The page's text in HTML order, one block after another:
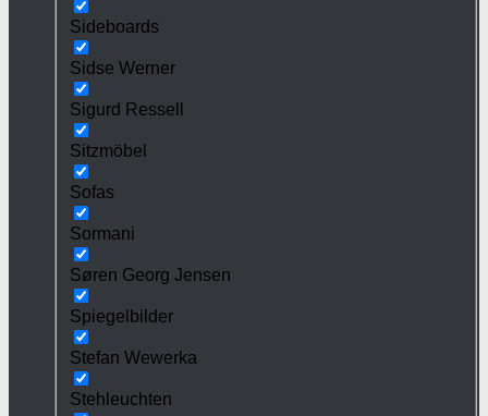
Sideboards
Sidse Werner
Sigurd Ressell
Sitzmöbel
Sofas
Sormani
Søren Georg Jensen
Spiegelbilder
Stefan Wewerka
Stehleuchten